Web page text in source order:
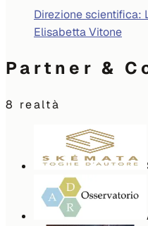
Direzione scientifica:
Elisabetta Vitone
Partner &
8 realtà